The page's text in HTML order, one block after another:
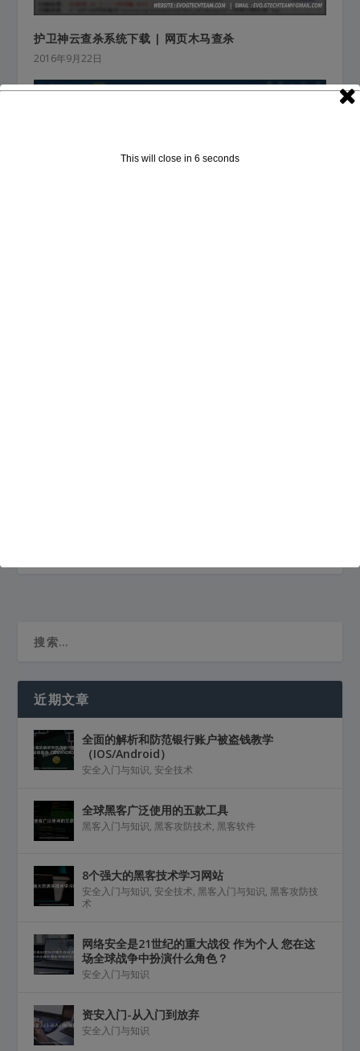
护卫神云查杀系统下载 | 网页木马查杀
2016年9月22日
近期文章
全面的解析和防范银行账户被盗钱教学
（IOS/Android）
安全入门与知识, 安全技术
全球黑客广泛使用的五款工具
黑客入门与知识, 黑客攻防技术, 黑客软件
8个强大的黑客技术学习网站
安全入门与知识, 安全技术, 黑客入门与知识, 黑客攻防技
术
网络安全是21世纪的重大战役 作为个人 您在这
场全球战争中扮演什么角色？
安全入门与知识
资安入门-从入门到放弃
安全入门与知识
This will close in 5 seconds